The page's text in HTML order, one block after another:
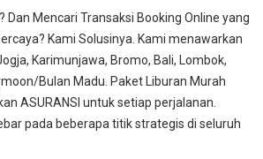
Dan Mencari Transaksi Booking Online yang
Kami Solusinya. Kami menawarkan
Karimunjawa, Bromo, Bali, Lombok,
Bulan Madu. Paket Liburan Murah
ASURANSI untuk setiap perjalanan.
pada beberapa titik strategis di seluruh